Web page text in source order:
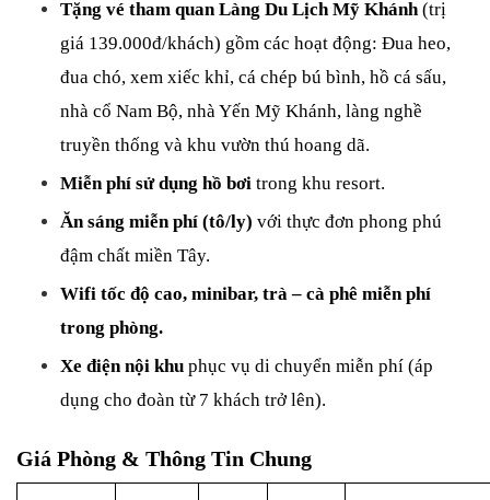
Tặng vé tham quan Làng Du Lịch Mỹ Khánh (trị
giá 139.000đ/khách) gồm các hoạt động: Đua heo,
đua chó, xem xiếc khỉ, cá chép bú bình, hồ cá sấu,
nhà cổ Nam Bộ, nhà Yến Mỹ Khánh, làng nghề
truyền thống và khu vườn thú hoang dã.
Miễn phí sử dụng hồ bơi trong khu resort.
Ăn sáng miễn phí (tô/ly) với thực đơn phong phú
đậm chất miền Tây.
Wifi tốc độ cao, minibar, trà – cà phê miễn phí
trong phòng.
Xe điện nội khu phục vụ di chuyển miễn phí (áp
dụng cho đoàn từ 7 khách trở lên).
Giá Phòng & Thông Tin Chung